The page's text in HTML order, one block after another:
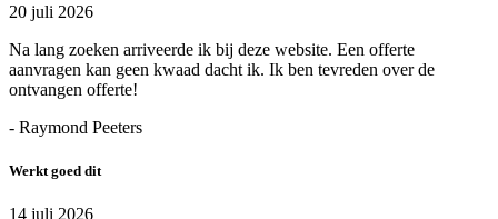
20 juli 2026
Na lang zoeken arriveerde ik bij deze website. Een offerte
aanvragen kan geen kwaad dacht ik. Ik ben tevreden over de
ontvangen offerte!
- Raymond Peeters
Werkt goed dit
14 juli 2026